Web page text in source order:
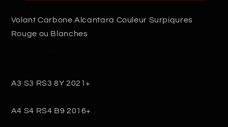
Carbone
Carbone
Volant Carbone Alcantara Couleur Surpiqures
Rouge ou Blanches
A3 S3 RS3 8Y 2021+
A4 S4 RS4 B9 2016+